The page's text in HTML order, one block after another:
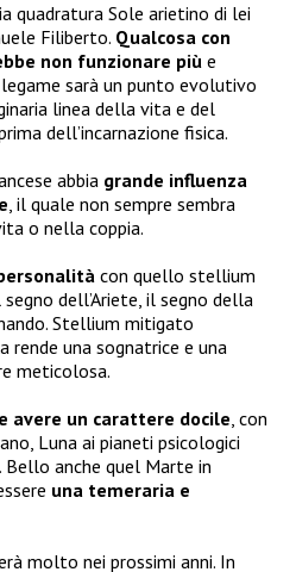
quadratura Sole arietino di lei
Filiberto. Qualcosa con
non funzionare piùe
sarà un punto evolutivo
linea della vita e del
dell’incarnazione fisica.
abbia grande influenza
, il quale non sempre sembra
o nella coppia.
con quello stellium
dell’Ariete, il segno della
Stellium mitigato
rende una sognatrice e una
meticolosa.
avere un carattere docile, con
Luna ai pianeti psicologici
anche quel Marte in
una temeraria e
molto nei prossimi anni. In